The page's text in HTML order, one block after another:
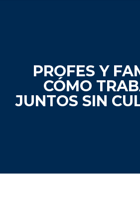
PROFES Y
CÓMO
JUNTOS SIN